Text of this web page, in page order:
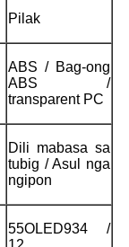
Pilak
ABS / Bag-ong
ABS /
transparent PC
Dili mabasa sa
tubig / Asul nga
ngipon
55OLED934 /